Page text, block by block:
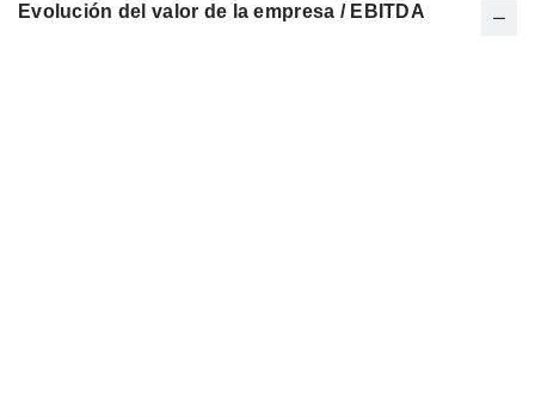
Evolución del valor de la empresa / EBITDA